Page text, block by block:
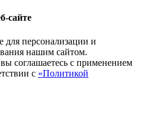
сайте
персонализации и
нашим сайтом.
соглашаетесь с применением
с «Политикой